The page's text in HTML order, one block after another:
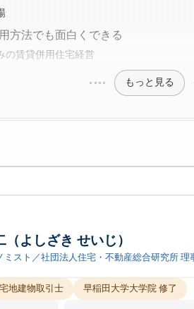
方法でも面白くできる
の賃貸併用住宅経営
もっと見る
（よしざき せいじ）
ミスト／社団法人住宅・不動産総合研究所 理
宅地建物取引士 早稲田大学大学院 修了